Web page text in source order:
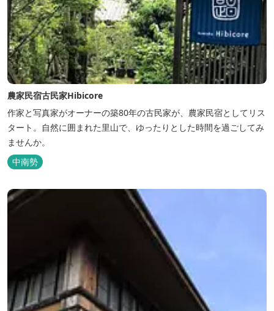
農家民宿古民家Hibicore
作家と写真家がオーナーの築80年の古民家が、農家民宿としてリス
タート。自然に囲まれた里山で、ゆったりとした時間を過ごしてみ
ませんか。
中南勢